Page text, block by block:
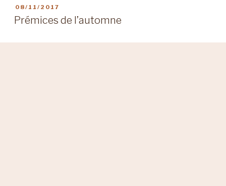
PUBLIÉ
LE
08/11/2017
Prémices de l’automne